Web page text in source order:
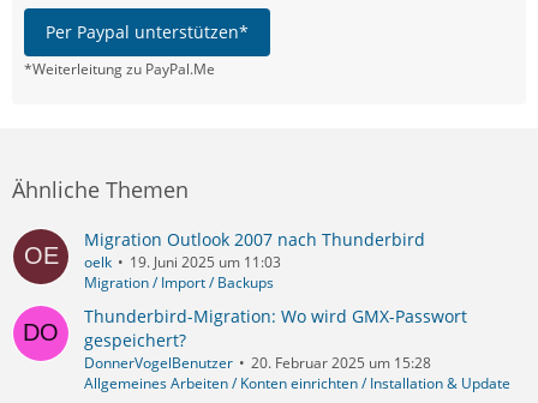
Per Paypal unterstützen*
*Weiterleitung zu PayPal.Me
Ähnliche Themen
Migration Outlook 2007 nach Thunderbird
oelk
19. Juni 2025 um 11:03
Migration / Import / Backups
Thunderbird-Migration: Wo wird GMX-Passwort
gespeichert?
DonnerVogelBenutzer
20. Februar 2025 um 15:28
Allgemeines Arbeiten / Konten einrichten / Installation & Update